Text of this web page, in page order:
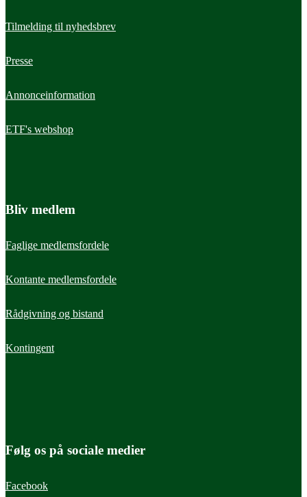
Tilmelding til nyhedsbrev
Presse
Annonceinformation
ETF's webshop
Bliv medlem
Faglige medlemsfordele
Kontante medlemsfordele
Rådgivning og bistand
Kontingent
Følg os på sociale medier
Facebook